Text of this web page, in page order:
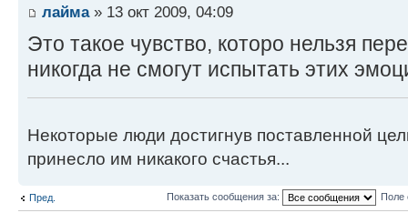
лайма» 13 окт 2009, 04:09
Это такое чувство, которо нельзя
никогда не смогут испытать этих
Некоторые люди достигнув поставленной
принесло им никакого счастья...
Пред. Показать сообщения за: Поле